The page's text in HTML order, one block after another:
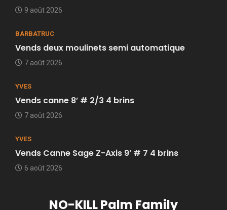
9 août 2026
BARBATRUC
Vends deux moulinets semi automatique
7 août 2026
YVES
Vends canne 8’ # 2/3 4 brins
7 août 2026
YVES
Vends Canne Sage Z-Axis 9’ # 7 4 brins
6 août 2026
NO-KILL Palm Family